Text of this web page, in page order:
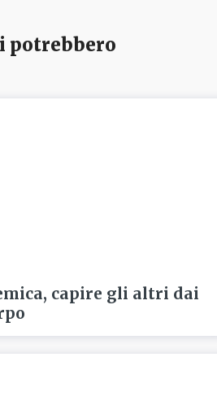
potrebbero
capire gli altri dai